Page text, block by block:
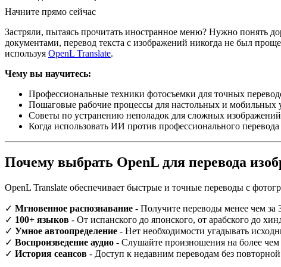
Начните прямо сейчас
Застряли, пытаясь прочитать иностранное меню? Нужно понять
документами, перевод текста с изображений никогда не был
используя OpenL Translate.
Чему вы научитесь:
Профессиональные техники фотосъемки для точных
Пошаговые рабочие процессы для настольных и мобильных
Советы по устранению неполадок для сложных изображений
Когда использовать ИИ против профессионального перевода
Почему выбрать OpenL для перевода
OpenL Translate обеспечивает быстрые и точные переводы с
✓ Мгновенное распознавание - Получите переводы менее чем за
✓ 100+ языков - От испанского до японского, от арабского до
✓ Умное автоопределение - Нет необходимости угадывать
✓ Воспроизведение аудио - Слушайте произношения на более чем
✓ История сеансов - Доступ к недавним переводам без повторной